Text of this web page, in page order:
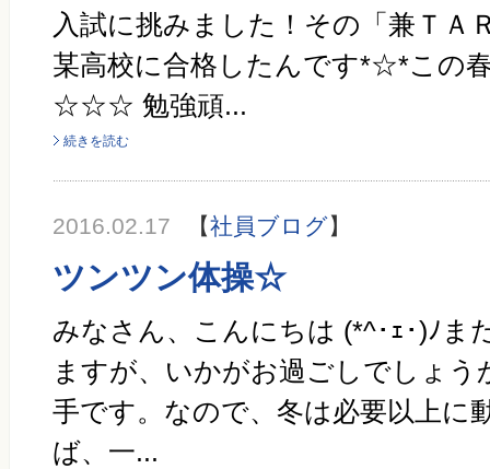
入試に挑みました！その「兼ＴＡ
某高校に合格したんです*☆*この
☆☆☆ 勉強頑...
続きを読む
2016.02.17 【社員ブログ】
ツンツン体操☆
みなさん、こんにちは (*^･ｪ･)ﾉま
ますが、いかがお過ごしでしょう
手です。なので、冬は必要以上に
ば、一...